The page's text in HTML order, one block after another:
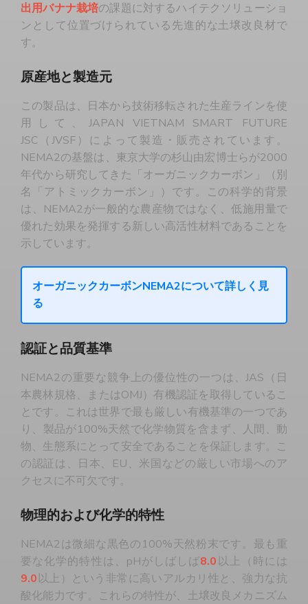
出用バナナ栽培の課題に対するハイテクソリューショ
ンとして位置づけられている先進的な土壌改良材で
す。
原産地と製造元
この製品は、日本から技術移転された生産ラインを使
用して、JAPAN VIETNAM SMART FUTURE
JSC（JVSF）によって製造・販売されています。
NEMA2の基盤は、東京大学の杉山由宏博士らが2000
年代から研究してきた「オーガニックカーボン」（別
名「アトミックカーボン」）です。この科学的背景
は、NEMA2が一般的な農産物ではなく、低施用量で
優れた効果を発揮する新しい高活性材料であることを
示しています。
オーガニックカーボンNEMA2について詳しく見
る
認証と品質基準
NEMA2の重要な競争上の優位性の一つは、JAS（日
本農林規格、またはOMJ）有機認証を取得しているこ
とです。これは世界で最も厳しい有機基準の一つであ
り、製品が100%天然で化学物質を含まず、人間、動
物、生態系にとって安全であることを保証します。こ
の認証は、日本、EU、米国などの厳しい市場へのア
クセスに不可欠です。
物理的および化学的特性
NEMA2は微細な黒色の100%天然粉末です。最も重
要な化学的特性は、pHがしばしば8.0 以上（時には
9.0 以上）という非常に高いアルカリ性と、強力な抗
酸化能力です。これらの特性が、土壌改良メカニズム